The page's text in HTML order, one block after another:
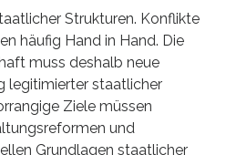
Strukturen. Konflikte
häufig Hand in Hand. Die
muss deshalb neue
legitimierter staatlicher
Ziele müssen
und
Grundlagen staatlicher